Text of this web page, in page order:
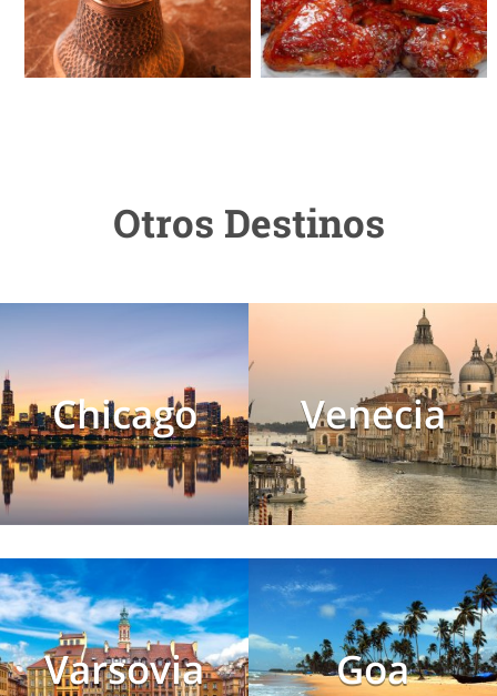
Otros Destinos
Chicago Venecia
Varsovia Goa